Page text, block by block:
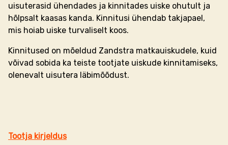
uisuterasid ühendades ja kinnitades uiske ohutult ja
hõlpsalt kaasas kanda. Kinnitusi ühendab takjapael,
mis hoiab uiske turvaliselt koos.
Kinnitused on mõeldud Zandstra matkauiskudele, kuid
võivad sobida ka teiste tootjate uiskude kinnitamiseks,
olenevalt uisutera läbimõõdust.
Tootja kirjeldus